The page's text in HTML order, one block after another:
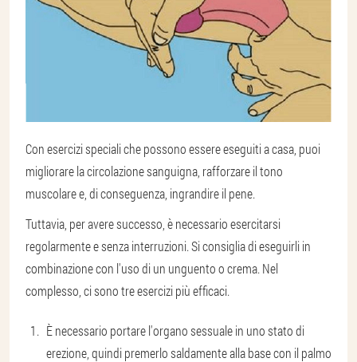
Con esercizi speciali che possono essere eseguiti a casa, puoi
migliorare la circolazione sanguigna, rafforzare il tono
muscolare e, di conseguenza, ingrandire il pene.
Tuttavia, per avere successo, è necessario esercitarsi
regolarmente e senza interruzioni. Si consiglia di eseguirli in
combinazione con l'uso di un unguento o crema. Nel
complesso, ci sono tre esercizi più efficaci.
È necessario portare l'organo sessuale in uno stato di
erezione, quindi premerlo saldamente alla base con il palmo